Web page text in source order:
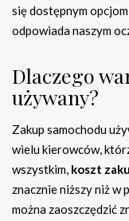
się dostępnym
odpowiada naszym
Dlaczego
używany?
Zakup samochodu
wielu kierowców,
wszystkim, koszt
znacznie niższy niż w
można zaoszczędzić